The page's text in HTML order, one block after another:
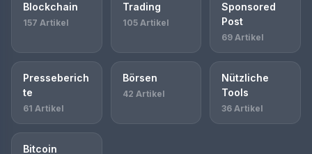
Blockchain
157 Artikel
Trading
105 Artikel
Sponsored
Post
69 Artikel
Presseberich
te
61 Artikel
Börsen
42 Artikel
Nützliche
Tools
36 Artikel
Bitcoin